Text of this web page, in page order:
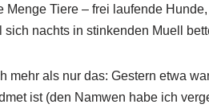
Menge Tiere – frei laufende
sich nachts in stinkenden Muell
mehr als nur das: Gestern etwa
ist (den Namwen habe ich